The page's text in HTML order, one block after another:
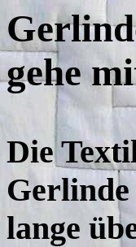
gehe
Die
lange